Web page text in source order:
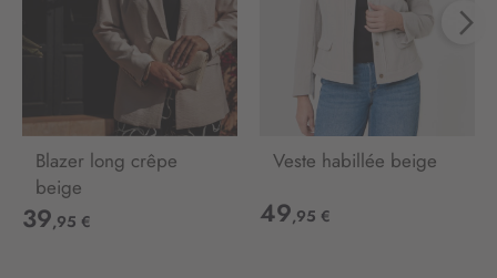
Blazer long crêpe
beige
39,95 €
Veste habillée beige
49,95 €